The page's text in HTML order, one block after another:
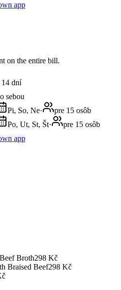
app
on the entire bill.
14 dní
sebou
Pi, So, Ne·
pre 15 osôb
Po, Ut, St, Št·
pre 15 osôb
app
Broth298 Kč
Braised Beef298 Kč